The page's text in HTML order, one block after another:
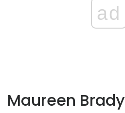
ad
Maureen Brady